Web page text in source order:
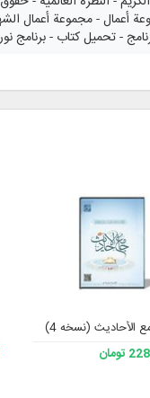
أعمال - مجموعة أعمال
- تحميل كتاب - برنامج
الأحادیث (نسخه 4)